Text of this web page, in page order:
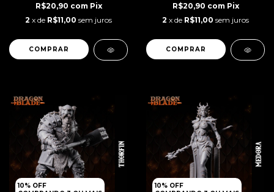
R$20,90 com Pix
2 x de R$11,00 sem juros
R$20,90 com Pix
2 x de R$11,00 sem juros
10% OFF
10% OFF